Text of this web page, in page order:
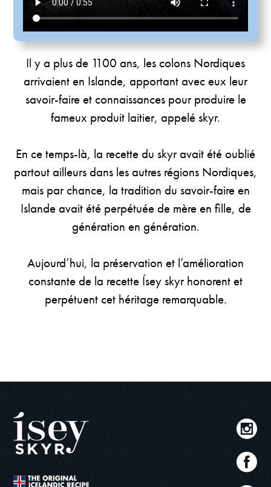
Il y a plus de 1100 ans, les colons Nordiques
arrivaient en Islande, apportant avec eux leur
savoir-faire et connaissances pour produire le
fameux produit laitier, appelé skyr.
En ce temps-là, la recette du skyr avait été oublié
partout ailleurs dans les autres régions Nordiques,
mais par chance, la tradition du savoir-faire en
Islande avait été perpétuée de mère en fille, de
génération en génération.
Aujourd’hui, la préservation et l’amélioration
constante de la recette Ísey skyr honorent et
perpétuent cet héritage remarquable.